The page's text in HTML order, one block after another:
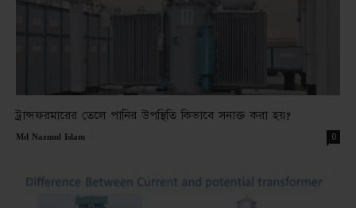
ট্রান্সফরমারের তেলে পানির উপস্থিতি কিভাবে সনাক্ত করা হয়?
Md Nazmul Islam 0